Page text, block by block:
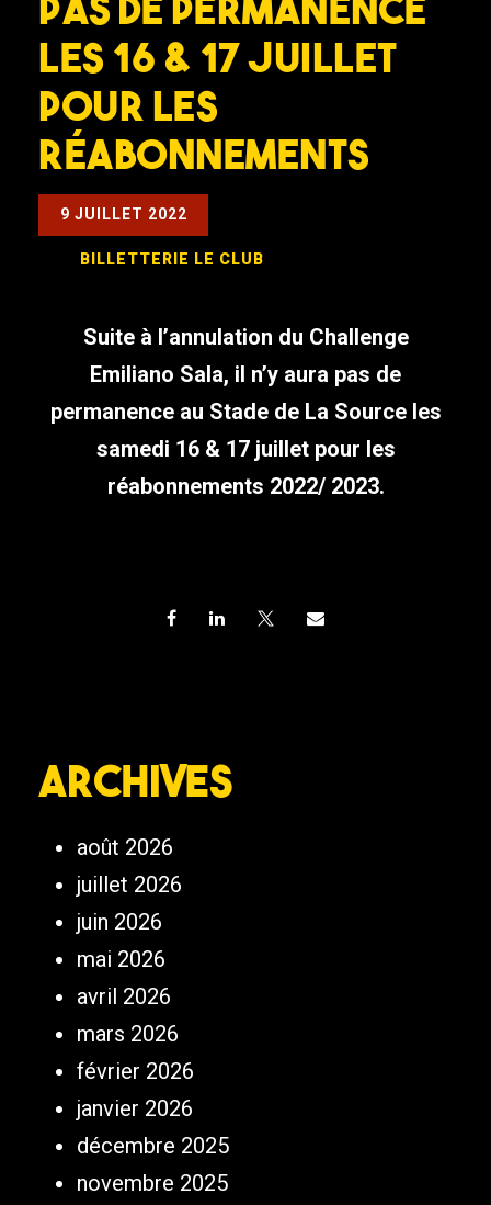
les 16 & 17 juillet
pour les
réabonnements
9 JUILLET 2022
BILLETTERIE LE CLUB
Suite à l’annulation du Challenge
Emiliano Sala, il n’y aura pas de
permanence au Stade de La Source les
samedi 16 & 17 juillet pour les
réabonnements 2022/ 2023.
Archives
août 2026
juillet 2026
juin 2026
mai 2026
avril 2026
mars 2026
février 2026
janvier 2026
décembre 2025
novembre 2025